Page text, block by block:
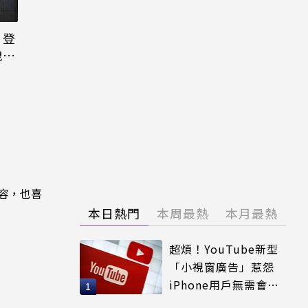
，也喜
本日熱門 本周最熱 本月最熱
超煩！YouTube新型
「小視窗廣告」惹怨
iPhone用戶無需會員